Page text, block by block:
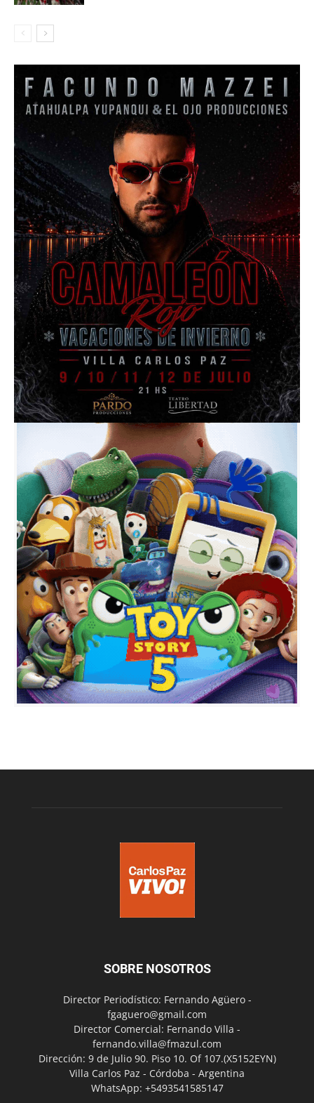
SOBRE NOSOTROS
Director Periodístico: Fernando Agüero -
fgaguero@gmail.com
Director Comercial: Fernando Villa -
fernando.villa@fmazul.com
Dirección: 9 de Julio 90. Piso 10. Of 107.(X5152EYN)
Villa Carlos Paz - Córdoba - Argentina
WhatsApp: +5493541585147